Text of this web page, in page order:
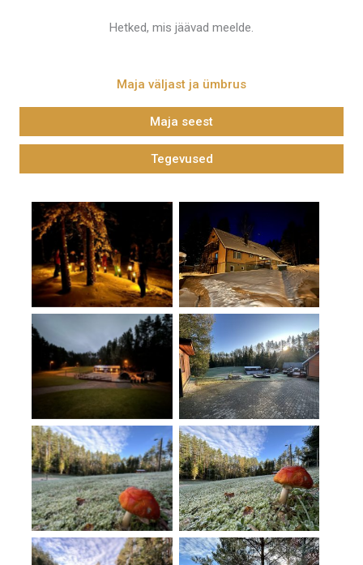
Hetked, mis jäävad meelde.
Maja väljast ja ümbrus
Maja seest
Tegevused
No Caption No Caption
No Caption No Caption
No Caption No Caption